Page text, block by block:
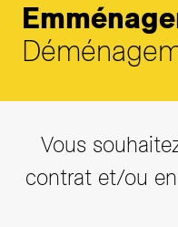
Vous
contrat et/ou